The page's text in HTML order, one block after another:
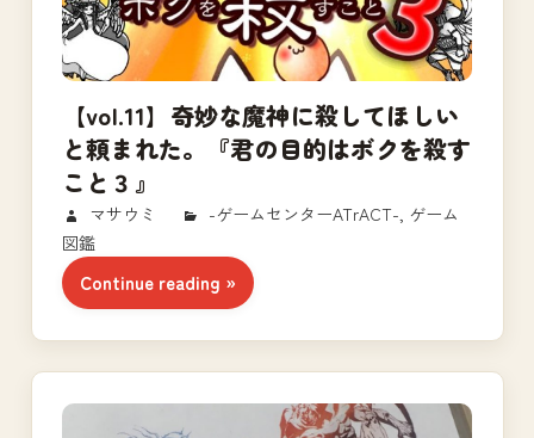
【vol.11】奇妙な魔神に殺してほしい
と頼まれた。『君の目的はボクを殺す
こと３』
2018/02/26
マサウミ -ゲームセンターATrACT-, ゲーム
図鑑
Continue reading